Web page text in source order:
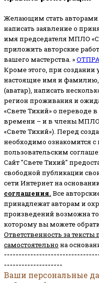
Желающим стать авторами
написать заявление о
имя председателя МПЛО
приложить авторские
вашего мастерства. »
Кроме этого, при создании
настоящие имя и
(аватар), написать
регион проживания и
«Свете Тихий» о переводе
времени – и в члены МПЛО
«Свете Тихий»). Перед
необходимо ознакомится
пользовательским
Сайт "Свете Тихий"
свободной публикации
сети Интернет на
соглашения. Все
принадлежат авторам и
произведений возможна
которому вы можете
Ответственность за
самостоятельно на
--------------------
Ваши персональные